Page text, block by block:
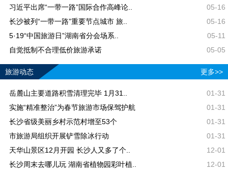
习近平出席“一带一路”国际合作高峰论..
05-16
长沙被列“一带一路”重要节点城市 旅..
05-16
5·19“中国旅游日”湖南省分会场系..
05-11
自觉抵制不合理低价旅游承诺
05-05
旅游动态 更多>>
岳麓山主要道路积雪清理完毕 1月31..
01-31
实施“精准整治”为春节旅游市场保驾护航
01-31
长沙省级美丽乡村示范村增至53个
01-31
市旅游局组织开展铲雪除冰行动
01-31
天华山景区12月开园 长沙人又多了个..
12-01
长沙周末去哪儿玩 湖南省植物园彩叶植..
12-01